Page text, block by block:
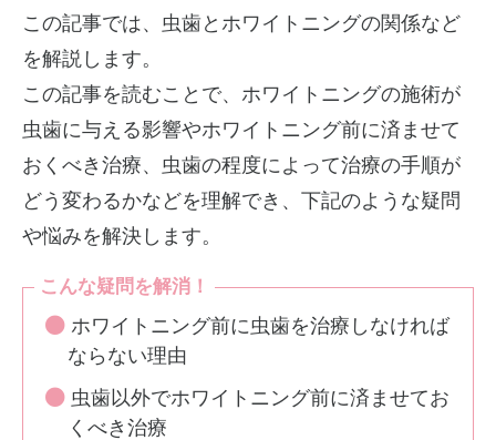
この記事では、虫歯とホワイトニングの関係など
を解説します。
この記事を読むことで、ホワイトニングの施術が
虫歯に与える影響やホワイトニング前に済ませて
おくべき治療、虫歯の程度によって治療の手順が
どう変わるかなどを理解でき、下記のような疑問
や悩みを解決します。
こんな疑問を解消！
ホワイトニング前に虫歯を治療しなければ
ならない理由
虫歯以外でホワイトニング前に済ませてお
くべき治療